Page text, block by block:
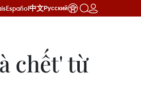
Español中文Русский
chết' từ